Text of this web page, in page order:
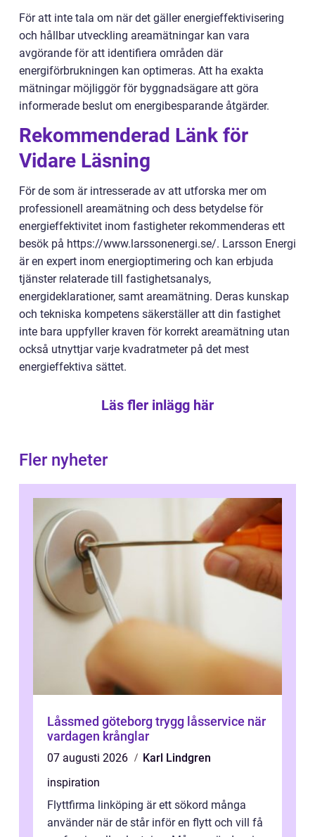
För att inte tala om när det gäller energieffektivisering
och hållbar utveckling areamätningar kan vara
avgörande för att identifiera områden där
energiförbrukningen kan optimeras. Att ha exakta
mätningar möjliggör för byggnadsägare att göra
informerade beslut om energibesparande åtgärder.
Rekommenderad Länk för
Vidare Läsning
För de som är intresserade av att utforska mer om
professionell areamätning och dess betydelse för
energieffektivitet inom fastigheter rekommenderas ett
besök på https://www.larssonenergi.se/. Larsson Energi
är en expert inom energioptimering och kan erbjuda
tjänster relaterade till fastighetsanalys,
energideklarationer, samt areamätning. Deras kunskap
och tekniska kompetens säkerställer att din fastighet
inte bara uppfyller kraven för korrekt areamätning utan
också utnyttjar varje kvadratmeter på det mest
energieffektiva sättet.
Läs fler inlägg här
Fler nyheter
Låssmed göteborg trygg låsservice när
vardagen krånglar
07 augusti 2026
Karl Lindgren
inspiration
Flyttfirma linköping är ett sökord många
använder när de står inför en flytt och vill få